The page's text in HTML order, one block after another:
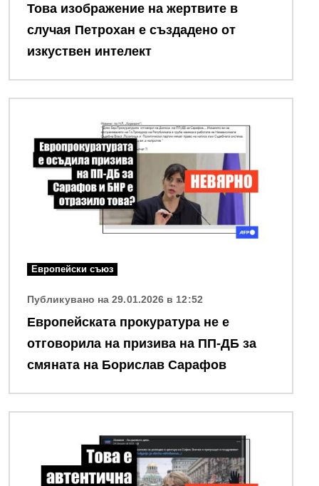
Това изображение на жертвите в
случая Петрохан е създадено от
изкуствен интелект
Европейски съюз
Публикувано на 29.01.2026 в 12:52
Европейската прокуратура не е
отговорила на призива на ПП-ДБ за
смяната на Борислав Сарафов